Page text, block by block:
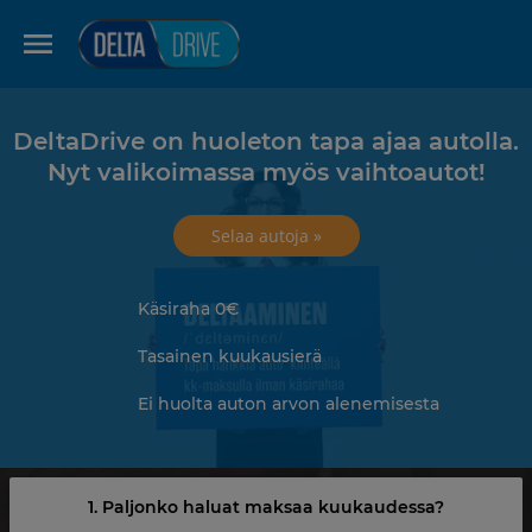
DeltaDrive on huoleton tapa ajaa autolla.
Nyt valikoimassa myös vaihtoautot!
Selaa autoja »
Käsiraha 0€
Tasainen kuukausierä
Ei huolta auton arvon alenemisesta
1. Paljonko haluat maksaa kuukaudessa?